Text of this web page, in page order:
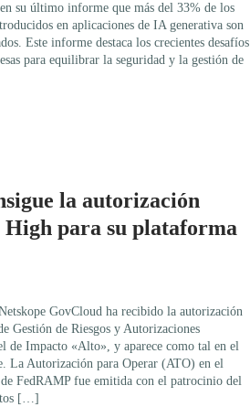
su último informe que más del 33% de los
en aplicaciones de IA generativa son
Este informe destaca los crecientes desafíos
para equilibrar la seguridad y la gestión de
la autorización
para su plataforma
GovCloud ha recibido la autorización
Gestión de Riesgos y Autorizaciones
de Impacto «Alto», y aparece como tal en el
La Autorización para Operar (ATO) en el
FedRAMP fue emitida con el patrocinio del
[…]